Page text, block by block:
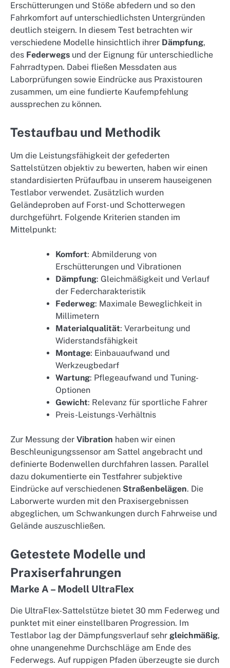
Erschütterungen und Stöße abfedern und so den
Fahrkomfort auf unterschiedlichsten Untergründen
deutlich steigern. In diesem Test betrachten wir
verschiedene Modelle hinsichtlich ihrer Dämpfung,
des Federwegs und der Eignung für unterschiedliche
Fahrradtypen. Dabei fließen Messdaten aus
Laborprüfungen sowie Eindrücke aus Praxistouren
zusammen, um eine fundierte Kaufempfehlung
aussprechen zu können.
Testaufbau und Methodik
Um die Leistungsfähigkeit der gefederten
Sattelstützen objektiv zu bewerten, haben wir einen
standardisierten Prüfaufbau in unserem hauseigenen
Testlabor verwendet. Zusätzlich wurden
Geländeproben auf Forst- und Schotterwegen
durchgeführt. Folgende Kriterien standen im
Mittelpunkt:
Komfort: Abmilderung von
Erschütterungen und Vibrationen
Dämpfung: Gleichmäßigkeit und Verlauf
der Federcharakteristik
Federweg: Maximale Beweglichkeit in
Millimetern
Materialqualität: Verarbeitung und
Widerstandsfähigkeit
Montage: Einbauaufwand und
Werkzeugbedarf
Wartung: Pflegeaufwand und Tuning-
Optionen
Gewicht: Relevanz für sportliche Fahrer
Preis-Leistungs-Verhältnis
Zur Messung der Vibration haben wir einen
Beschleunigungssensor am Sattel angebracht und
definierte Bodenwellen durchfahren lassen. Parallel
dazu dokumentierte ein Testfahrer subjektive
Eindrücke auf verschiedenen Straßenbelägen. Die
Laborwerte wurden mit den Praxisergebnissen
abgeglichen, um Schwankungen durch Fahrweise und
Gelände auszuschließen.
Getestete Modelle und
Praxiserfahrungen
Marke A – Modell UltraFlex
Die UltraFlex-Sattelstütze bietet 30 mm Federweg und
punktet mit einer einstellbaren Progression. Im
Testlabor lag der Dämpfungsverlauf sehr gleichmäßig,
ohne unangenehme Durchschläge am Ende des
Federwegs. Auf ruppigen Pfaden überzeugte sie durch